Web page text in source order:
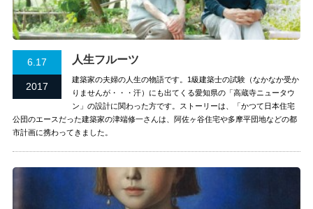
6.17
2017
人生フルーツ
建築家の夫婦の人生の物語です。1級建築士の試験（なかなか受か
りませんが・・・汗）にも出てくる愛知県の「高蔵寺ニュータウ
ン」の設計に関わった方です。ストーリーは、「かつて日本住宅
公団のエースだった建築家の津端修一さんは、阿佐ヶ谷住宅や多摩平団地などの都
市計画に携わってきました。